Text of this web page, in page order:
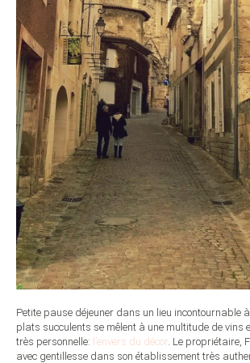
Petite pause déjeuner dans un lieu incontournable
plats succulents se mêlent à une multitude de vins
très personnelle: l’envers du décor . Le propriétaire,
avec gentillesse dans son établissement très